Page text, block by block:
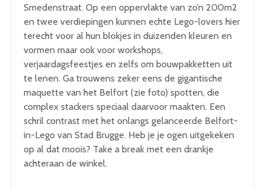
Smedenstraat. Op een oppervlakte van zo’n 200m2
en twee verdiepingen kunnen echte Lego-lovers hier
terecht voor al hun blokjes in duizenden kleuren en
vormen maar ook voor workshops,
verjaardagsfeestjes en zelfs om bouwpakketten uit
te lenen. Ga trouwens zeker eens de gigantische
maquette van het Belfort (zie foto) spotten, die
complex stackers speciaal daarvoor maakten. Een
schril contrast met het onlangs gelanceerde Belfort-
in-Lego van Stad Brugge. Heb je je ogen uitgekeken
op al dat moois? Take a break met een drankje
achteraan de winkel.